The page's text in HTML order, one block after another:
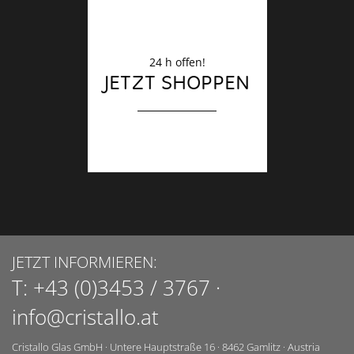
24 h offen!
JETZT SHOPPEN
JETZT INFORMIEREN:
T: +43 (0)3453 / 3767 ·
info@cristallo.at
Cristallo Glas GmbH · Untere Hauptstraße 16 · 8462Gamlitz · Austria